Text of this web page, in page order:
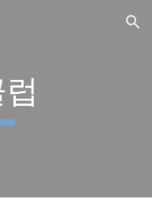
Skip to navigation